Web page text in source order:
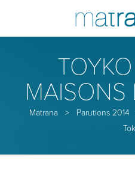
MAISONS
Matrana> Parutions 2014